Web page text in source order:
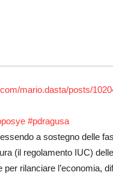
mario.dasta/posts/
‪#‎pdragusa‬
a sostegno delle
(il regolamento IUC)
per rilanciare l’economia,